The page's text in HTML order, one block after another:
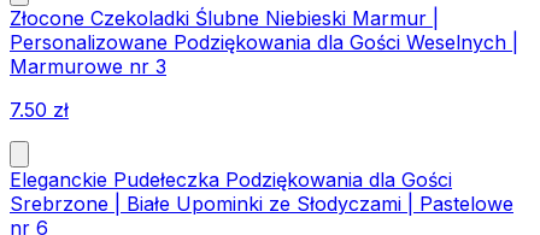
Złocone Czekoladki Ślubne Niebieski Marmur |
Personalizowane Podziękowania dla Gości Weselnych |
Marmurowe nr 3
7.50 zł
Eleganckie Pudełeczka Podziękowania dla Gości
Srebrzone | Białe Upominki ze Słodyczami | Pastelowe
nr 6